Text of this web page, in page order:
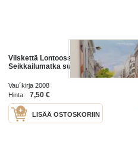
Vilskettä Lontoossa :
Seikkailumatka suurkaupunkiin
Vau´kirja 2008
Hinta:
7,50 €
LISÄÄ OSTOSKORIIN